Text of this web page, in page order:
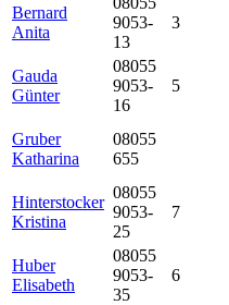
Bernard
Anita
9053-
13
3
Gauda
Günter
08055
9053-
16
5
Gruber
Katharina
08055
655
Hinterstocker
Kristina
08055
9053-
25
7
Huber
Elisabeth
08055
9053-
35
6